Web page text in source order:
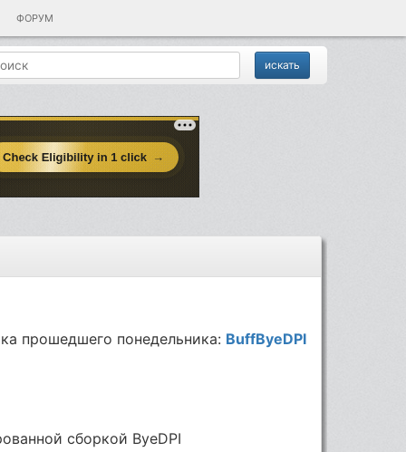
ФОРУМ
прошедшего понедельника: BuffByeDPI
сборкой ByeDPI